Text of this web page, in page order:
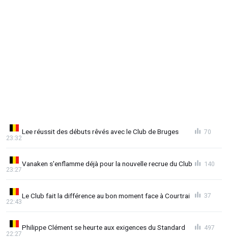
Lee réussit des débuts rêvés avec le Club de Bruges
23:32
70
Vanaken s'enflamme déjà pour la nouvelle recrue du Club
23:27
140
Le Club fait la différence au bon moment face à Courtrai
22:43
37
Philippe Clément se heurte aux exigences du Standard
22:27
497